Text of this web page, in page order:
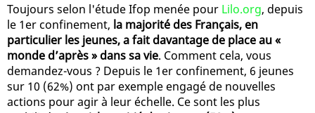
Toujours selon l'étude Ifop menée pour Lilo.org, depuis
le 1er confinement, la majorité des Français, en
particulier les jeunes, a fait davantage de place au «
monde d’après » dans sa vie. Comment cela, vous
demandez-vous ? Depuis le 1er confinement, 6 jeunes
sur 10 (62%) ont par exemple engagé de nouvelles
actions pour agir à leur échelle. Ce sont les plus